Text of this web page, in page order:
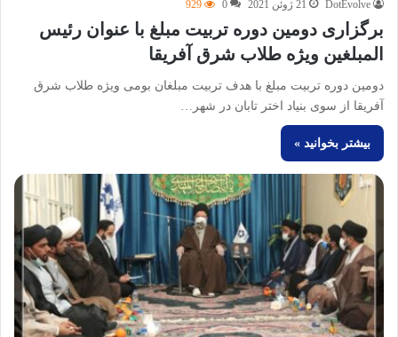
DotEvolve 21 ژوئن 2021 0
929
برگزاری دومین دوره تربیت مبلغ با عنوان رئیس
المبلغین ویژه طلاب شرق آفریقا
دومین دوره تربیت مبلغ با هدف تربیت مبلغان بومی ویژه طلاب شرق
آفریقا از سوی بنیاد اختر تابان در شهر…
بیشتر بخوانید »